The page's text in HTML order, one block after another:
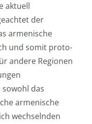
aktuell
der
armenische
und somit proto-
andere Regionen
das
armenische
wechselnden